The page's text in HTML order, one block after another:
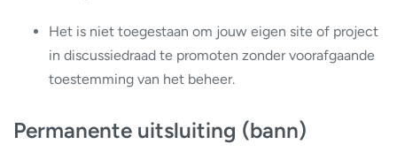
Het is niet toegestaan om jouw eigen site of project
in discussiedraad te promoten zonder voorafgaande
toestemming van het beheer.
Permanente uitsluiting (bann)